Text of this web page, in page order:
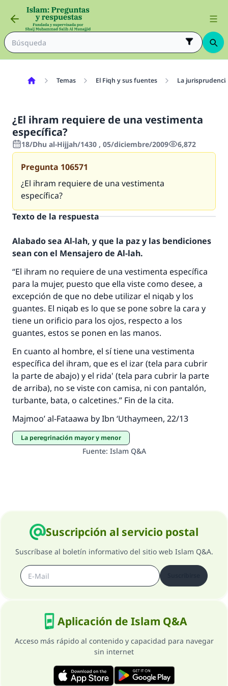
Temas El Fiqh y sus fuentes La
¿El ihram requiere de una vestimenta
específica?
18/Dhu al-Hijjah/1430 , 05/diciembre/2009 6,872
Pregunta 106571
¿El ihram requiere de una vestimenta
específica?
Texto de la respuesta
Alabado sea Al-lah, y que la paz y las bendiciones
sean con el Mensajero de Al-lah.
“El ihram no requiere de una vestimenta específica
para la mujer, puesto que ella viste como desee, a
excepción de que no debe utilizar el niqab y los
guantes. El niqab es lo que se pone sobre la cara y
tiene un orificio para los ojos, respecto a los
guantes, estos se ponen en las manos.
En cuanto al hombre, el sí tiene una vestimenta
específica del ihram, que es el izar (tela para cubrir
la parte de abajo) y el rida' (tela para cubrir la parte
de arriba), no se viste con camisa, ni con pantalón,
turbante, bata, o calcetines.” Fin de la cita.
Majmoo’ al-Fataawa by Ibn ‘Uthaymeen, 22/13
La peregrinación mayor y menor
Fuente: Islam Q&A
Suscripción al servicio postal
Suscríbase al boletín informativo del sitio web Islam Q&A.
Aplicación de Islam Q&A
Acceso más rápido al contenido y capacidad para navegar
sin internet
La respuesta no. 110845 salvó un
matrimonio.
Desde la Q hasta la A, su contribución ayuda a
IslamQA.
Profeta ﷺ dijo:
"Una persona que orienta a otros a hacer el
bien obtendrá la misma recompensa que
aquellos que lo realicen."
(MUSLIM, 1893)